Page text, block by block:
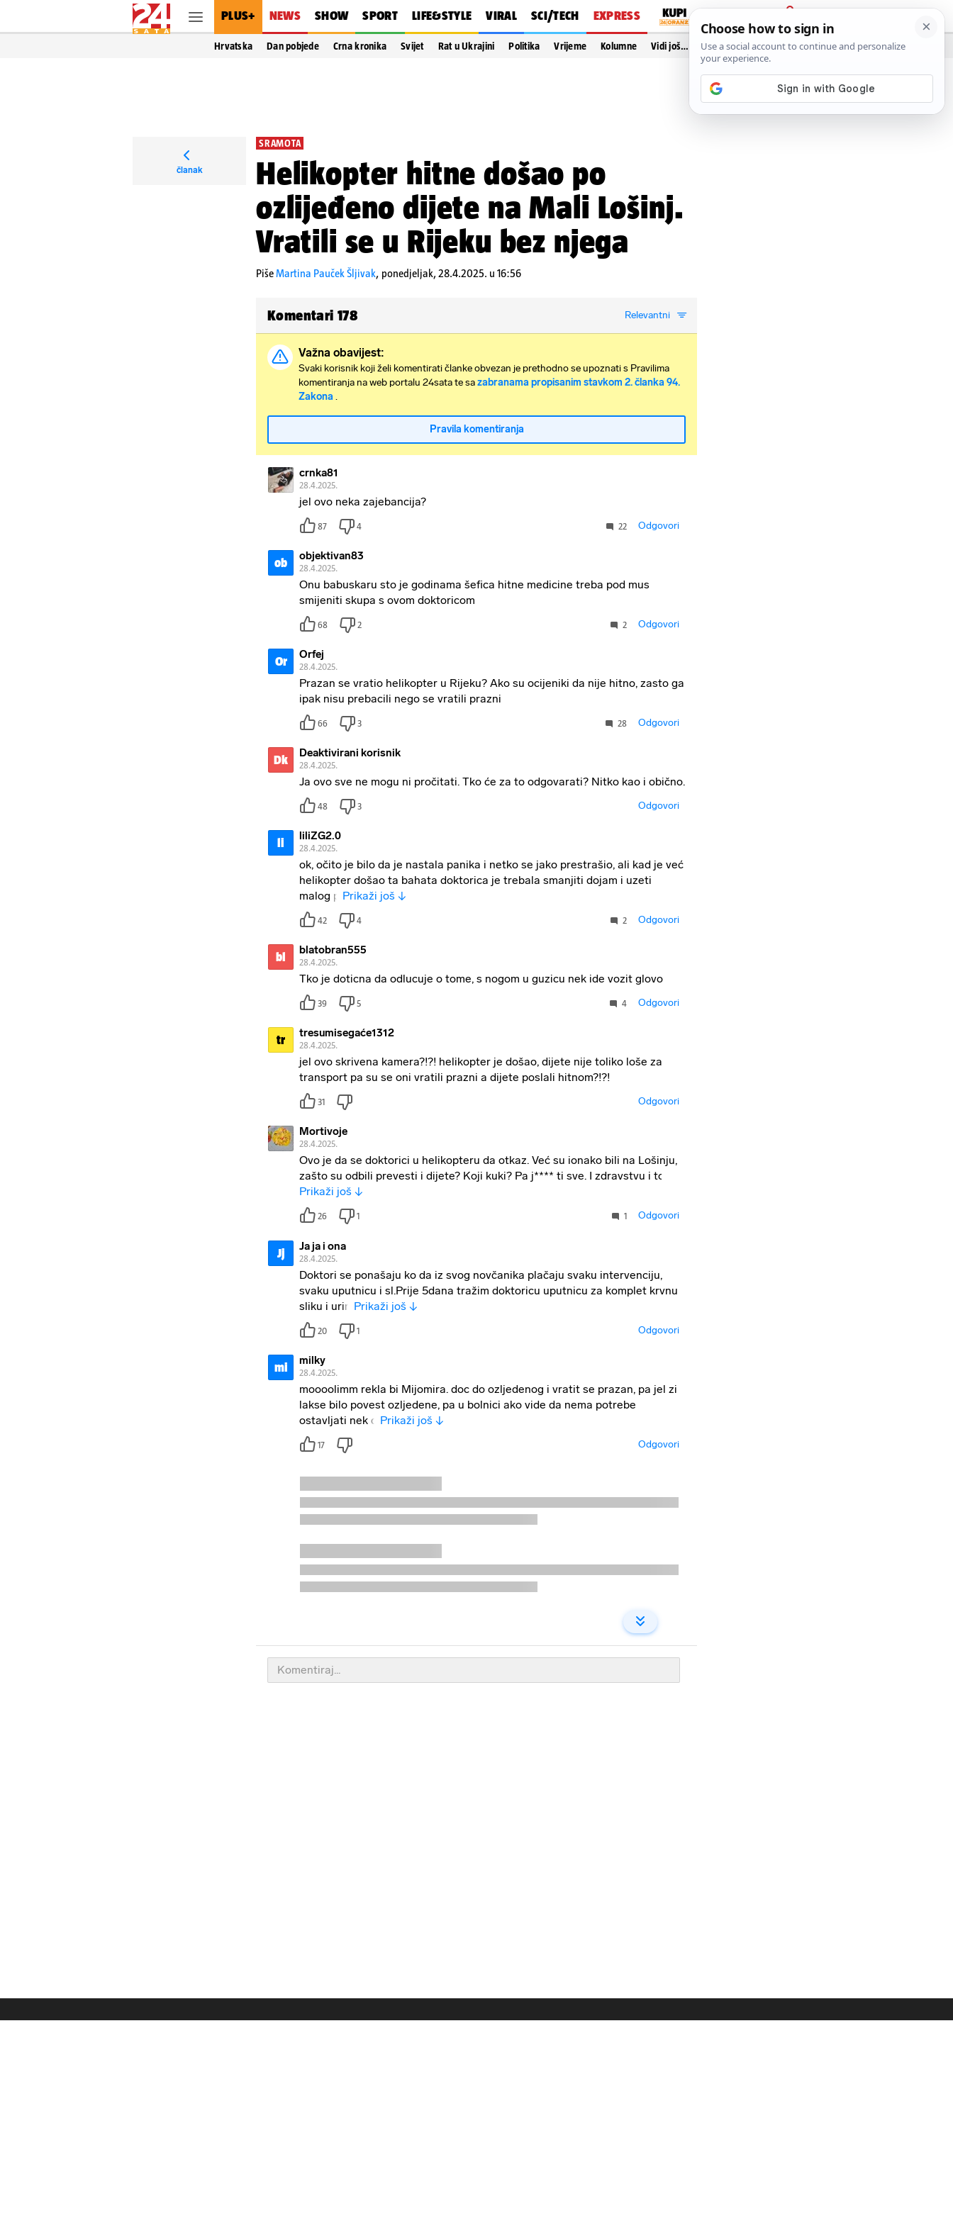
PLUS+ NEWS SHOW SPORT LIFE&STYLE VIRAL SCI/TECH EXPRESS
PRIJAVA
Hrvatska Dan pobjede Crna kronika Svijet Rat u Ukrajini Politika Vrijeme Kolumne Vidi još…
članak
SRAMOTA
Helikopter hitne došao po
ozlijeđeno dijete na Mali Lošinj.
Vratili se u Rijeku bez njega
PišeMartina Pauček Šljivak, ponedjeljak, 28.4.2025. u 16:56
Komentari 178 Relevantni
Važna obavijest:
Svaki korisnik koji želi komentirati članke obvezan je prethodno se upoznati s Pravilima
komentiranja na web portalu 24sata te sazabranama propisanim stavkom 2. članka 94.
Zakona .
Pravila komentiranja
crnka81
28.4.2025.
jel ovo neka zajebancija?
87 4 22 Odgovori
ob objektivan83
28.4.2025.
Onu babuskaru sto je godinama šefica hitne medicine treba pod mus
smijeniti skupa s ovom doktoricom
68 2 2 Odgovori
Or Orfej
28.4.2025.
Prazan se vratio helikopter u Rijeku? Ako su ocijeniki da nije hitno, zasto ga
ipak nisu prebacili nego se vratili prazni
66 3 28 Odgovori
Dk Deaktivirani korisnik
28.4.2025.
Ja ovo sve ne mogu ni pročitati. Tko će za to odgovarati? Nitko kao i obično.
48 3 Odgovori
li liliZG2.0
28.4.2025.
ok, očito je bilo da je nastala panika i netko se jako prestrašio, ali kad je već
helikopter došao ta bahata doktorica je trebala smanjiti dojam i uzeti
malog p Prikaži još ↓
42 4 2 Odgovori
bl blatobran555
28.4.2025.
Tko je doticna da odlucuje o tome, s nogom u guzicu nek ide vozit glovo
39 5 4 Odgovori
tr tresumisegaće1312
28.4.2025.
jel ovo skrivena kamera?!?! helikopter je došao, dijete nije toliko loše za
transport pa su se oni vratili prazni a dijete poslali hitnom?!?!
31 Odgovori
Mortivoje
28.4.2025.
Ovo je da se doktorici u helikopteru da otkaz. Već su ionako bili na Lošinju,
zašto su odbili prevesti i dijete? Koji kuki? Pa j**** ti sve. I zdravstvu i toj
Prikaži još ↓
26 1 1 Odgovori
Jj Ja ja i ona
28.4.2025.
Doktori se ponašaju ko da iz svog novčanika plačaju svaku intervenciju,
svaku uputnicu i sl.Prije 5dana tražim doktoricu uputnicu za komplet krvnu
sliku i urin Prikaži još ↓
20 1 Odgovori
mi milky
28.4.2025.
moooolimm rekla bi Mijomira. doc do ozljedenog i vratit se prazan, pa jel zi
lakse bilo povest ozljedene, pa u bolnici ako vide da nema potrebe
ostavljati nek d Prikaži još ↓
17 Odgovori